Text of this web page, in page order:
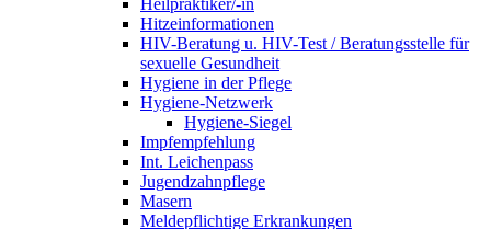
Heilpraktiker/-in
Hitzeinformationen
HIV-Beratung u. HIV-Test / Beratungsstelle für
sexuelle Gesundheit
Hygiene in der Pflege
Hygiene-Netzwerk
Hygiene-Siegel
Impfempfehlung
Int. Leichenpass
Jugendzahnpflege
Masern
Meldepflichtige Erkrankungen